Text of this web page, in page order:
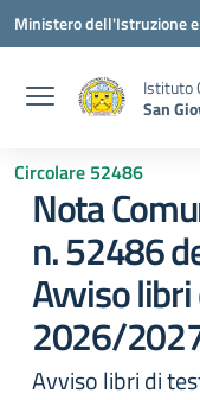
Vai ai contenuti
Vai al menu di navigazione
Vai al footer
Ministero dell'Istruzione
Istituto
San
Circolare 52486
Nota
n. 52486
Avviso libri
2026/
Avviso libri di